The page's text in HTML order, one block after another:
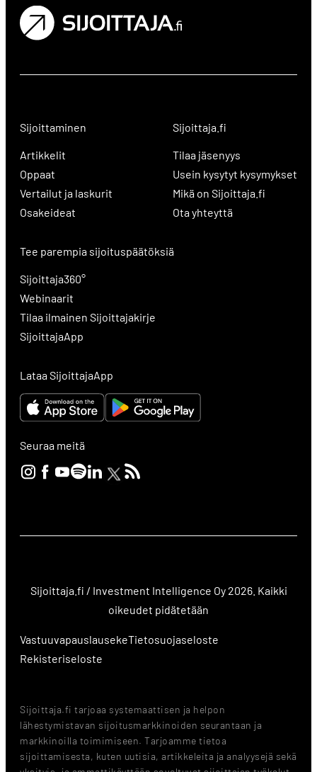
Sijoittaminen
Artikkelit
Oppaat
Vertailut ja laskurit
Osakeideat
Sijoittaja.fi
Tilaa jäsenyys
Usein kysytyt kysymykset
Mikä on Sijoittaja.fi
Ota yhteyttä
Tee parempia sijoituspäätöksiä
Sijoittaja360°
Webinaarit
Tilaa ilmainen Sijoittajakirje
SijoittajaApp
Lataa SijoittajaApp
Seuraa meitä
Sijoittaja.fi / Investment Intelligence Oy 2026. Kaikki
oikeudet pidätetään
VastuuvapauslausekeTietosuojaseloste
Rekisteriseloste
Sijoittaja.fi tarjoaa systemaattisen ja helpon
lähestymistavan sijoitusmarkkinoiden seurantaan ja
markkinoilla toimimiseen. Tarjoamme tietoa
sijoittamisesta, kuten uutisia, artikkeleita ja analyysejä sekä